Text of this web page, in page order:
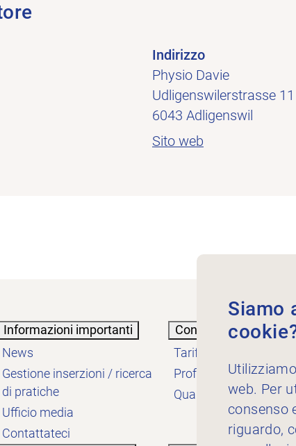
Indirizzo
Physio Davie
Udligenswilerstrasse 11
6043 Adligenswil
Sito web
Informazioni importanti
News
Gestione inserzioni / ricerca
di pratiche
Ufficio media
Contattateci
Conoscenze
Tariffe
Professione
Qualità
Siamo
web. Per
consenso
riguardo,